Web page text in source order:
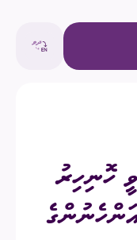
2025 ފެބުރުވަރީ 08 ވީ ހޮނިހިރު